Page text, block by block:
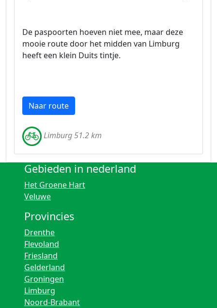
De paspoorten hoeven niet mee, maar deze
mooie route door het midden van Limburg
heeft een klein Duits tintje.
Naar route
Limburg 51.2 km
Gebieden in nederland
Het Groene Hart
Veluwe
Provincies
Drenthe
Flevoland
Friesland
Gelderland
Groningen
Limburg
Noord-Brabant